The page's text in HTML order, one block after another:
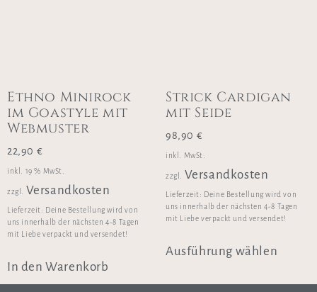
Ethno Minirock
im Goastyle mit
Webmuster
22,90 €
inkl. 19 % MwSt.
zzgl. Versandkosten
Lieferzeit: Deine Bestellung wird von
uns innerhalb der nächsten 4-8 Tagen
mit Liebe verpackt und versendet!
In den Warenkorb
Strick Cardigan
mit Seide
98,90 €
inkl. MwSt.
zzgl. Versandkosten
Lieferzeit: Deine Bestellung wird von
uns innerhalb der nächsten 4-8 Tagen
mit Liebe verpackt und versendet!
Ausführung wählen